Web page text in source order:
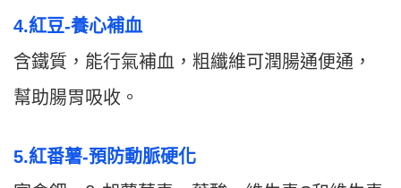
4.紅豆-養心補血
含鐵質，能行氣補血，粗纖維可潤腸通便通，
幫助腸胃吸收。
5.紅番薯-預防動脈硬化